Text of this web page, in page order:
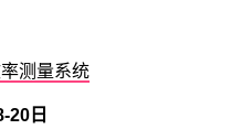
测量系统
20日